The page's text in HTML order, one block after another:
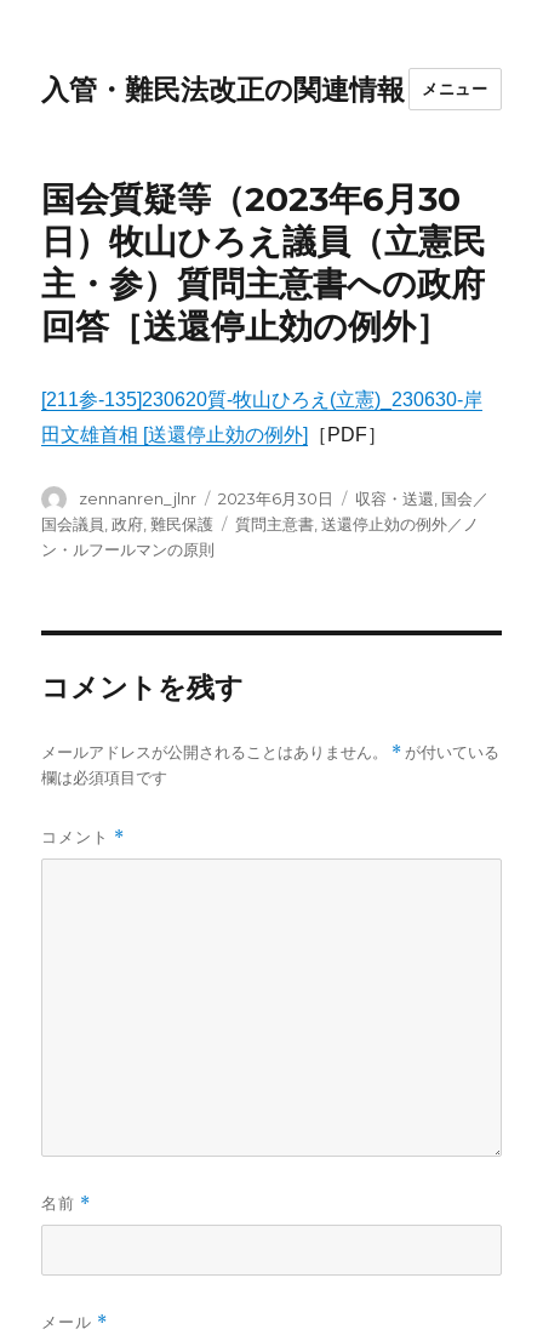
入管・難民法改正の関連情報 メニュー
国会質疑等（2023年6月30
日）牧山ひろえ議員（立憲民
主・参）質問主意書への政府
回答［送還停止効の例外］
[211参-135]230620質-牧山ひろえ(立憲)_230630-岸
田文雄首相 [送還停止効の例外]
［PDF］
投
稿
者
zennanren_jlnr
投
稿
2023年6月30日
カ
テ
収容・送還 国会／
国会議員 ,政府 ,難民保護
タ
質問主意書 ,送還停止効の例外／ノ
ン・ルフールマンの原則
コメントを残す
メールアドレスが公開されることはありません。 * が付いている
欄は必須項目です
コメント *
名前 *
メール *